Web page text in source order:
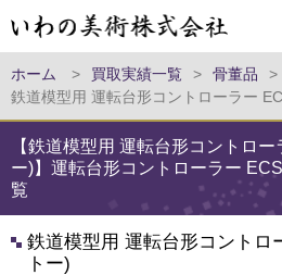
ホーム > 買取実績一覧 > 骨董品
>
鉄道模型用 運転台形コントローラー
【鉄道模型用 運転台形コントロ
ー)】運転台形コントローラー
覧
鉄道模型用 運転台形コントロ
トー)